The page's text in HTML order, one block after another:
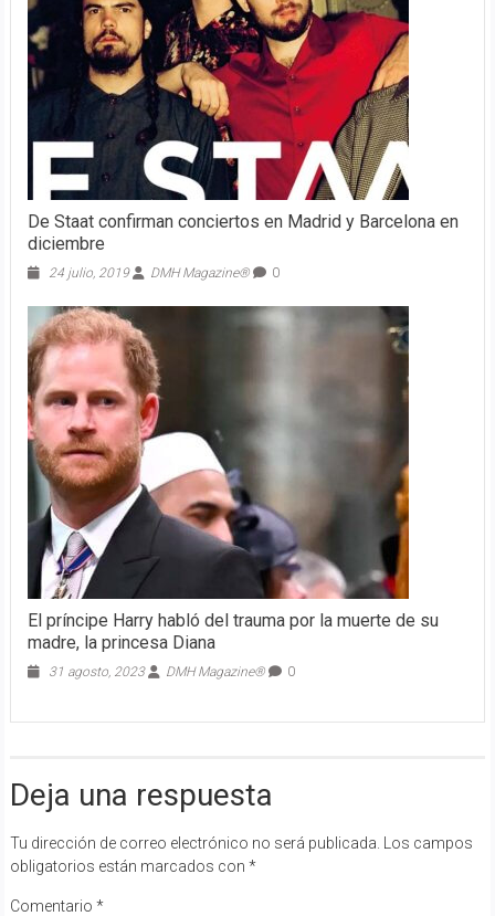
De Staat confirman conciertos en Madrid y Barcelona en
diciembre
24 julio, 2019 DMH Magazine® 0
El príncipe Harry habló del trauma por la muerte de su
madre, la princesa Diana
31 agosto, 2023 DMH Magazine® 0
Deja una respuesta
Tu dirección de correo electrónico no será publicada.
Los campos
obligatorios están marcados con *
Comentario *